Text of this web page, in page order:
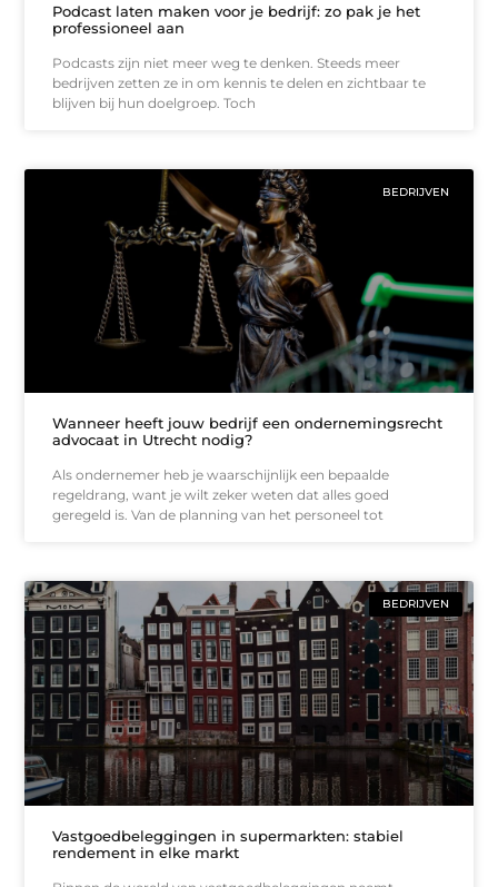
Podcast laten maken voor je bedrijf: zo pak je het
professioneel aan
Podcasts zijn niet meer weg te denken. Steeds meer
bedrijven zetten ze in om kennis te delen en zichtbaar te
blijven bij hun doelgroep. Toch
BEDRIJVEN
Wanneer heeft jouw bedrijf een ondernemingsrecht
advocaat in Utrecht nodig?
Als ondernemer heb je waarschijnlijk een bepaalde
regeldrang, want je wilt zeker weten dat alles goed
geregeld is. Van de planning van het personeel tot
BEDRIJVEN
Vastgoedbeleggingen in supermarkten: stabiel
rendement in elke markt